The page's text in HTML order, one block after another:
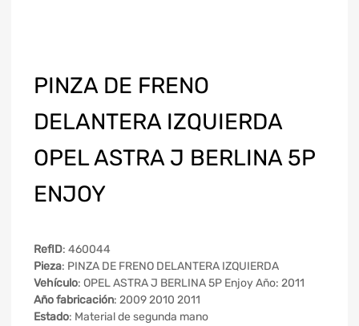
PINZA DE FRENO
DELANTERA IZQUIERDA
OPEL ASTRA J BERLINA 5P
ENJOY
RefID: 460044
Pieza: PINZA DE FRENO DELANTERA IZQUIERDA
Vehículo: OPEL ASTRA J BERLINA 5P Enjoy Año: 2011
Año fabricación: 2009 2010 2011
Estado: Material de segunda mano